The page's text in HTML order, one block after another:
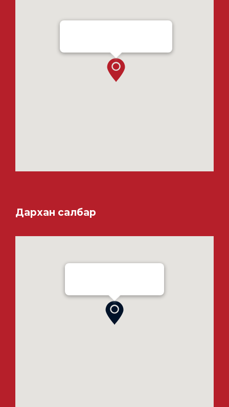
Ensada Tractron LLC - Ulaanbaatar
Дархан салбар
Ensada Tractron LLC - Darkhan